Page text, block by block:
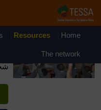
تجاوز إلى المحتوى الرئيسي
on Wednesday 12
(GMT) due to routine
Home
Resources
The network